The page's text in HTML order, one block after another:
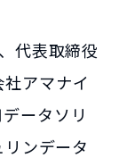
代表取締役
アマナイ
ータソリ
ンデータ